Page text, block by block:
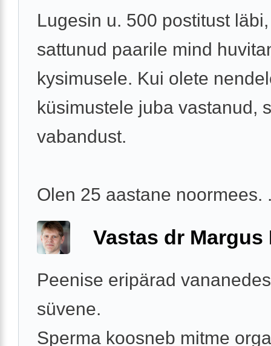
Lugesin u. 500 postitust
sattunud paarile mind
kysimusele. Kui olete
küsimustele juba vastanud,
vabandust.
Olen 25 aastane noormees.
Vastas dr Margus
Peenise eripärad
süvene.
Sperma koosneb mitme